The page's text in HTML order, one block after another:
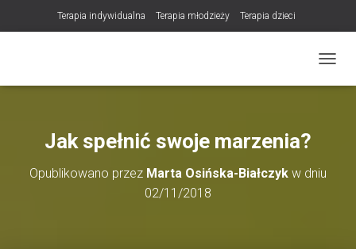
Terapia indywidualna Terapia młodzieży Terapia dzieci
NOWOŚĆ! Trening Komunikacji dla Par
LET Me Go! – Ekspresowa Terapia Lęku (IET) Cart
Jak spełnić swoje marzenia?
Opublikowano przez Marta Osińska-Białczyk w dniu
02/11/2018